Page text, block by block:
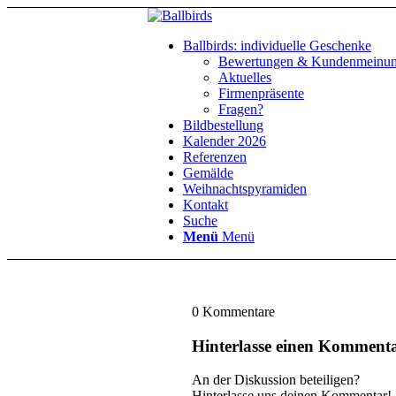
Ballbirds: individuelle Geschenke
Bewertungen &
Aktuelles
Firmenpräsente
Fragen?
Bildbestellung
Kalender 2026
Referenzen
Gemälde
Weihnachtspyramiden
Kontakt
Suche
Menü Menü
0 Kommentare
Hinterlasse einen
An der Diskussion beteiligen?